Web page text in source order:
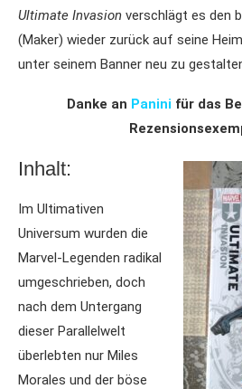
Ultimate Invasion verschlägt es den
(Maker) wieder zurück auf seine
unter seinem Banner neu zu
Danke an Panini für das
Inhalt:
Im Ultimativen
Universum wurden die
Marvel-Legenden radikal
umgeschrieben, doch
nach dem Untergang
dieser Parallelwelt
überlebten nur Miles
Morales und der böse